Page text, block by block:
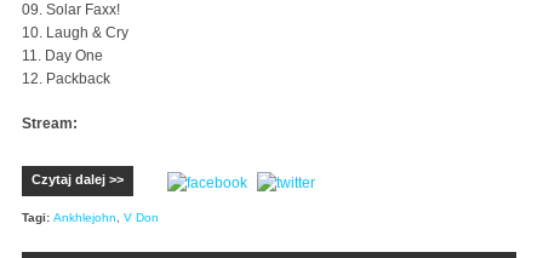
09. Solar Faxx!
10. Laugh & Cry
11. Day One
12. Packback
Stream:
Czytaj dalej >>
Tagi: Ankhlejohn V Don